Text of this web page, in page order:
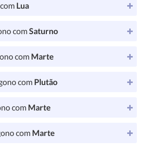
Lua
comSaturno
com Marte
com Plutão
com Marte
com Marte